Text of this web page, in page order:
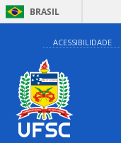
BRASIL
ACESSIBILIDADE